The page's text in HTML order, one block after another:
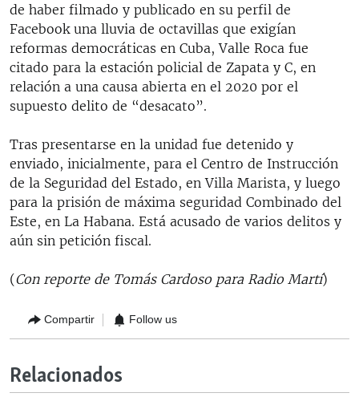
de haber filmado y publicado en su perfil de
Facebook una lluvia de octavillas que exigían
reformas democráticas en Cuba, Valle Roca fue
citado para la estación policial de Zapata y C, en
relación a una causa abierta en el 2020 por el
supuesto delito de “desacato”.
Tras presentarse en la unidad fue detenido y
enviado, inicialmente, para el Centro de Instrucción
de la Seguridad del Estado, en Villa Marista, y luego
para la prisión de máxima seguridad Combinado del
Este, en La Habana. Está acusado de varios delitos y
aún sin petición fiscal.
(Con reporte de Tomás Cardoso para Radio Martí)
Compartir Follow us
Relacionados